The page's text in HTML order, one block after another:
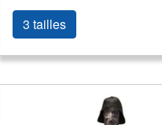
3 tailles